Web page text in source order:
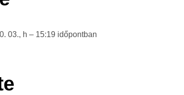
03., h – 15:19 időpontban